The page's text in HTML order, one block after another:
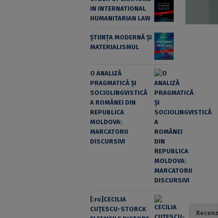
IN INTERNATIONAL
HUMANITARIAN LAW
ȘTIINȚA MODERNĂ ȘI
MATERIALISMUL
O ANALIZĂ
PRAGMATICĂ ȘI
SOCIOLINGVISTICĂ
A ROMÂNEI DIN
REPUBLICA
MOLDOVA:
MARCATORII
DISCURSIVI
[:ro]CECILIA
CUŢESCU-STORCK